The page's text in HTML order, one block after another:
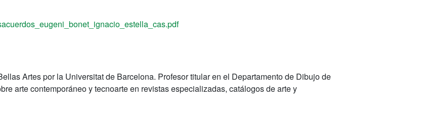
Artes por la Universitat de Barcelona. Profesor titular en el Departamento de Dibujo de
arte contemporáneo y tecnoarte en revistas especializadas, catálogos de arte y